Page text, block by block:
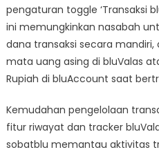
pengaturan toggle ‘Transaksi
ini memungkinkan nasabah
dana transaksi secara
mata uang asing di bluValas
Rupiah di bluAccount saat
Kemudahan pengelolaan
fitur riwayat dan tracker
sobatblu memantau aktivitas